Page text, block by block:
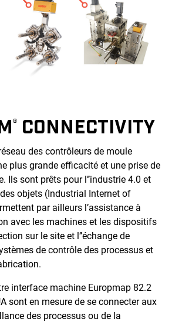
® CONNECTIVITY
des contrôleurs de moule
plus grande efficacité et une prise de
Ils sont prêts pour l’’industrie 4.0 et
des objets (Industrial Internet of
par ailleurs l’assistance à
avec les machines et les dispositifs
sur le site et l’’échange de
de contrôle des processus et
interface machine Europmap 82.2
sont en mesure de se connecter aux
des processus ou de la